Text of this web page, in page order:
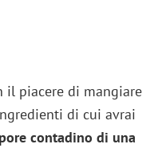
il piacere di mangiare
di cui avrai
contadino di una